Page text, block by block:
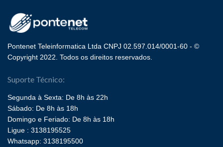
Pontenet Teleinformatica Ltda CNPJ 02.597.014/0001-60 - ©
Copyright 2022. Todos os direitos reservados.
Suporte Técnico:
Segunda à Sexta: De 8h às 22h
Sábado: De 8h às 18h
Domingo e Feriado: De 8h às 18h
Ligue : 3138195525
Whatsapp: 3138195500